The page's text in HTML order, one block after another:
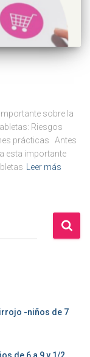
sobre la
Riesgos
prácticas Antes
esta importante
Leer más
-niños de 7
de 6 a 9 y 1/2